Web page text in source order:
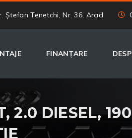
Ștefan Tenetchi, Nr. 36, Arad
FINANȚARE
2.0 DIESEL,